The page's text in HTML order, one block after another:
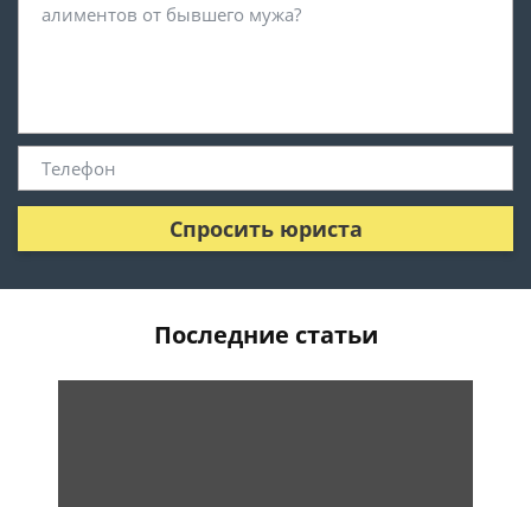
Спросить юриста
Последние статьи